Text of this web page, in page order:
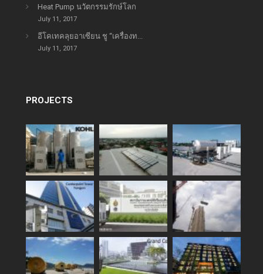
Heat Pump นวัตกรรมรักษ์โลก
July 11, 2017
อีโคเทคลุยอาเซียน ชู “เครื่องท...
July 11, 2017
PROJECTS